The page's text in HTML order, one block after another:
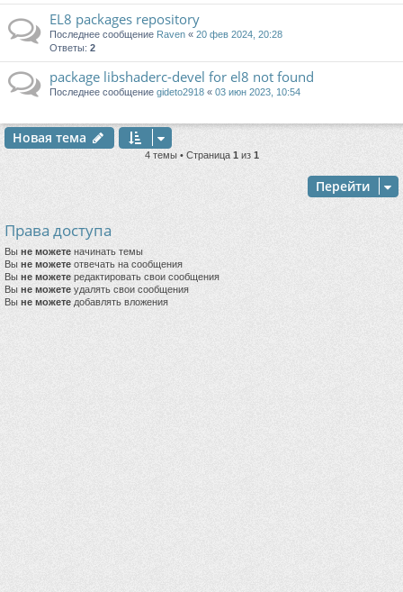
EL8 packages repository
Последнее сообщение Raven « 20 фев 2024, 20:28
Ответы: 2
package libshaderc-devel for el8 not found
Последнее сообщение gideto2918 « 03 июн 2023, 10:54
Новая тема
4 темы • Страница 1 из 1
Перейти
Права доступа
Вы не можете начинать темы
Вы не можете отвечать на сообщения
Вы не можете редактировать свои сообщения
Вы не можете удалять свои сообщения
Вы не можете добавлять вложения